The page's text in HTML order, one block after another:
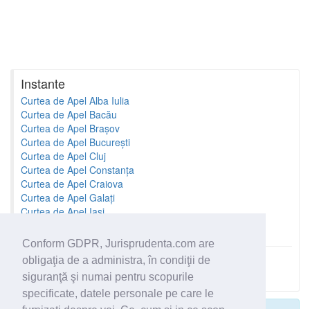
Conform GDPR, Jurisprudenta.com are
obligaţia de a administra, în condiţii de
siguranţă şi numai pentru scopurile
specificate, datele personale pe care le
Instante
Curtea de Apel Alba Iulia
Curtea de Apel Bacău
Curtea de Apel Brașov
Curtea de Apel București
Curtea de Apel Cluj
Curtea de Apel Constanța
Curtea de Apel Craiova
Curtea de Apel Galați
Curtea de Apel Iași
Toate instantele